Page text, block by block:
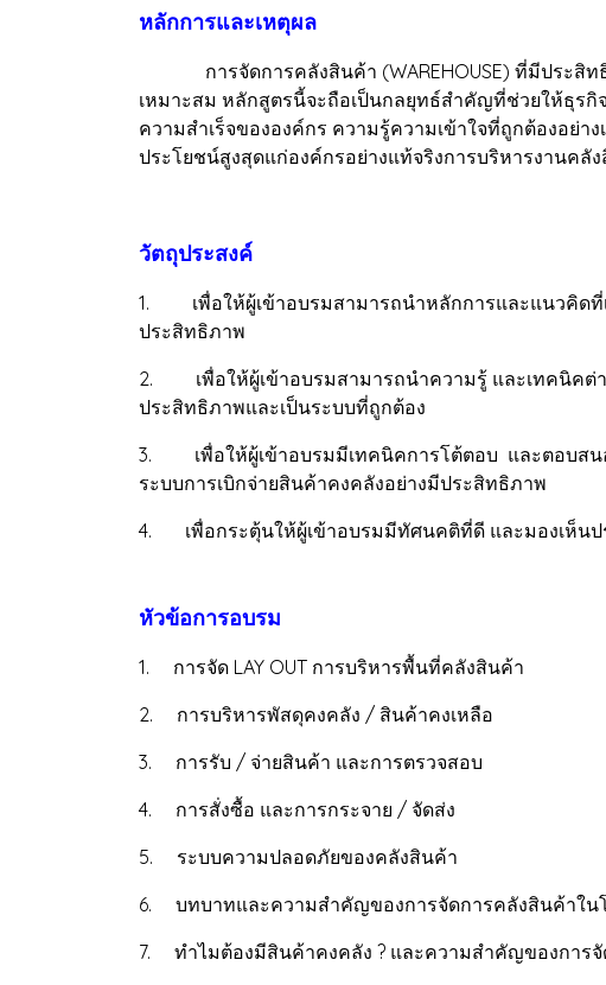
หลักการและเหตุผล
การจัดการคลังสินค้า (WAREHOUSE) ที่มีประสิทธิ
เหมาะสม หลักสูตรนี้จะถือเป็นกลยุทธ์สำคัญที่ช่วยให้ธุร
ความสำเร็จขององค์กร ความรู้ความเข้าใจที่ถูกต้องอย่
ประโยชน์สูงสุดแก่องค์กรอย่างแท้จริงการบริหารงานค
วัตถุประสงค์
1. เพื่อให้ผู้เข้าอบรมสามารถนำหลักการและแนวคิดที่
ประสิทธิภาพ
2. เพื่อให้ผู้เข้าอบรมสามารถนำความรู้ และเทคนิคต่า
ประสิทธิภาพและเป็นระบบที่ถูกต้อง
3. เพื่อให้ผู้เข้าอบรมมีเทคนิคการโต้ตอบ และตอบสนอ
ระบบการเบิกจ่ายสินค้าคงคลังอย่างมีประสิทธิภาพ
4. เพื่อกระตุ้นให้ผู้เข้าอบรมมีทัศนคติที่ดี และมองเห็นป
หัวข้อการอบรม
1. การจัด LAY OUT การบริหารพื้นที่คลังสินค้า
2. การบริหารพัสดุคงคลัง / สินค้าคงเหลือ
3. การรับ / จ่ายสินค้า และการตรวจสอบ
4. การสั่งซื้อ และการกระจาย / จัดส่ง
5. ระบบความปลอดภัยของคลังสินค้า
6. บทบาทและความสำคัญของการจัดการคลังสินค้าในโ
7. ทำไมต้องมีสินค้าคงคลัง ? และความสำคัญของการ